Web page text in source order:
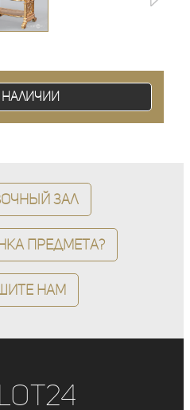
наличии
зал
предмета?
нам